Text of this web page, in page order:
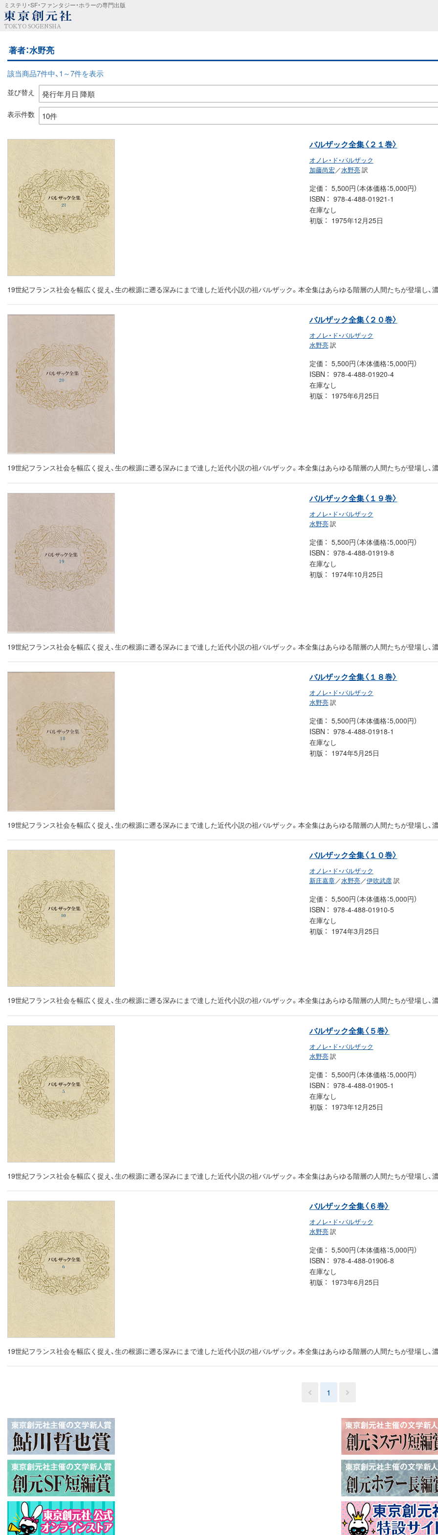
ミステリ・SF・ファンタジー・ホラーの専門出版
TOKYO SOGENSHA
著者：水野亮
該当商品7件中、1～7件を表示
並び替え
表示件数
バルザック全集〈２１巻〉
オノレ・ド・バルザック
加藤尚宏／水野亮訳
定価
5,500円（本体価格：5,000円）
ISBN
978-4-488-01921-1
在庫なし
初版
1975年12月25日
19世紀フランス社会を幅広く捉え、生の根源に遡る深みにまで達した近代小説の祖バルザック。本全集はあらゆる階層の人間たちが登場し
バルザック全集〈２０巻〉
オノレ・ド・バルザック
水野亮訳
定価
5,500円（本体価格：5,000円）
ISBN
978-4-488-01920-4
在庫なし
初版
1975年6月25日
19世紀フランス社会を幅広く捉え、生の根源に遡る深みにまで達した近代小説の祖バルザック。本全集はあらゆる階層の人間たちが登場し
バルザック全集〈１９巻〉
オノレ・ド・バルザック
水野亮訳
定価
5,500円（本体価格：5,000円）
ISBN
978-4-488-01919-8
在庫なし
初版
1974年10月25日
19世紀フランス社会を幅広く捉え、生の根源に遡る深みにまで達した近代小説の祖バルザック。本全集はあらゆる階層の人間たちが登場し
バルザック全集〈１８巻〉
オノレ・ド・バルザック
水野亮訳
定価
5,500円（本体価格：5,000円）
ISBN
978-4-488-01918-1
在庫なし
初版
1974年5月25日
19世紀フランス社会を幅広く捉え、生の根源に遡る深みにまで達した近代小説の祖バルザック。本全集はあらゆる階層の人間たちが登場し
バルザック全集〈１０巻〉
オノレ・ド・バルザック
新庄嘉章／水野亮／伊吹武彦訳
定価
5,500円（本体価格：5,000円）
ISBN
978-4-488-01910-5
在庫なし
初版
1974年3月25日
19世紀フランス社会を幅広く捉え、生の根源に遡る深みにまで達した近代小説の祖バルザック。本全集はあらゆる階層の人間たちが登場し
バルザック全集〈５巻〉
オノレ・ド・バルザック
水野亮訳
定価
5,500円（本体価格：5,000円）
ISBN
978-4-488-01905-1
在庫なし
初版
1973年12月25日
19世紀フランス社会を幅広く捉え、生の根源に遡る深みにまで達した近代小説の祖バルザック。本全集はあらゆる階層の人間たちが登場し
バルザック全集〈６巻〉
オノレ・ド・バルザック
水野亮訳
定価
5,500円（本体価格：5,000円）
ISBN
978-4-488-01906-8
在庫なし
初版
1973年6月25日
19世紀フランス社会を幅広く捉え、生の根源に遡る深みにまで達した近代小説の祖バルザック。本全集はあらゆる階層の人間たちが登場し
1